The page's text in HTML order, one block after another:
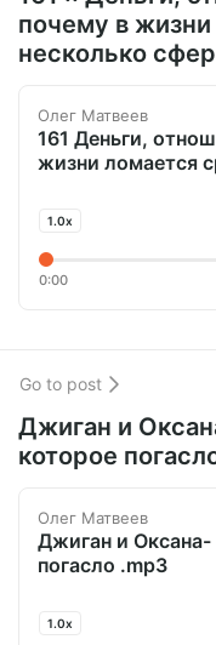
почему в
несколько
Олег Матвеев
161 Деньги, отношения и здоровье почему в
жизни ломается
1.0x
0:00
Go to post
Джиган и
которое
Олег Матвеев
Джиган и
погасло .mp3
1.0x